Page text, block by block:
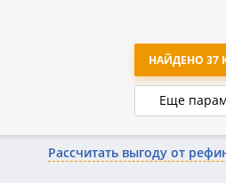
НАЙДЕНО 37
Еще
Рассчитать выгоду от